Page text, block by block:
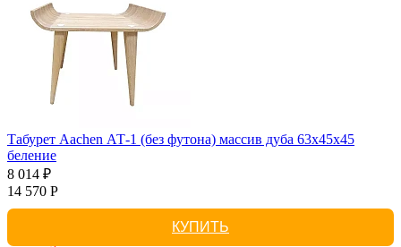
Табурет Aachen АТ-1 (без футона) массив дуба 63х45х45
беление
8 014 ₽
14 570 Р
КУПИТЬ